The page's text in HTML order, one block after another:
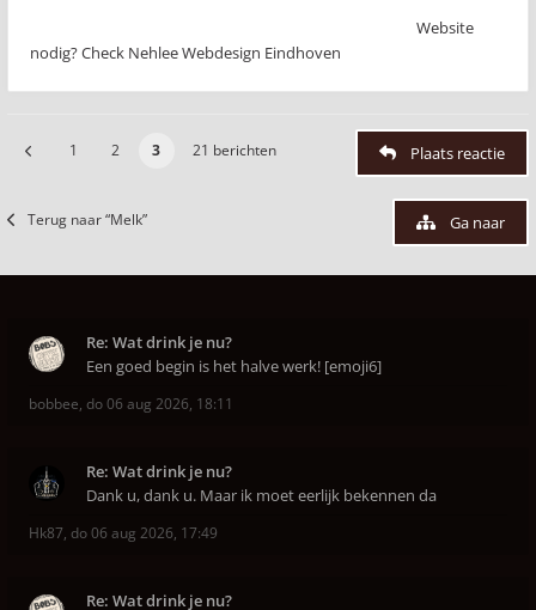
Website
nodig? Check Nehlee Webdesign Eindhoven
1 2 3 21 berichten Plaats reactie
Terug naar “Melk” Ga naar
Re: Wat drink je nu?
Een goed begin is het halve werk! [emoji6]
bobbee, do 06 aug 2026, 18:11
Re: Wat drink je nu?
Dank u, dank u. Maar ik moet eerlijk bekennen da
Hk87, do 06 aug 2026, 17:49
Re: Wat drink je nu?